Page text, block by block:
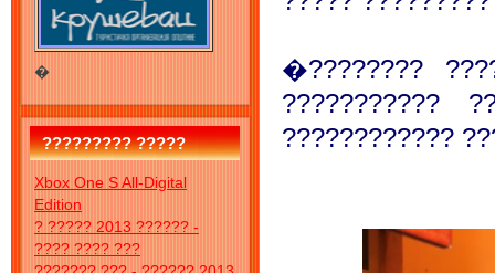
�
????????? ?????
Xbox One S All-Digital
Edition
? ????? 2013 ?????? -
???? ???? ???
�????????
???????????
????????????